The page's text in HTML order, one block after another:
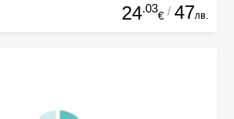
24.03
€ / 47лв.